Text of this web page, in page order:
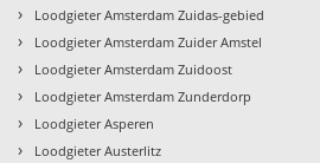
› Loodgieter Amsterdam Zuidas-gebied
› Loodgieter Amsterdam Zuider Amstel
› Loodgieter Amsterdam Zuidoost
› Loodgieter Amsterdam Zunderdorp
› Loodgieter Asperen
› Loodgieter Austerlitz